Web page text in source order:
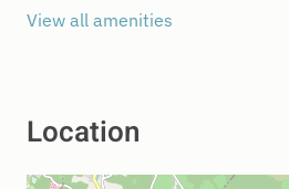
View all amenities
Location